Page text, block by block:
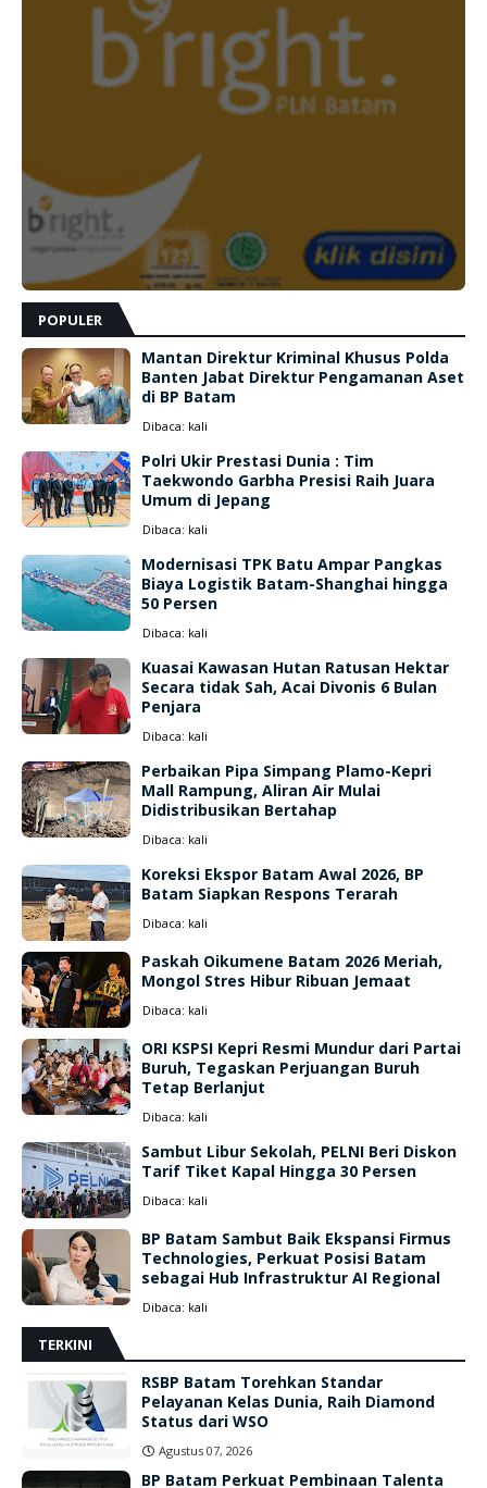
POPULER
Mantan Direktur Kriminal Khusus Polda
Banten Jabat Direktur Pengamanan Aset
di BP Batam
Dibaca: kali
Polri Ukir Prestasi Dunia : Tim
Taekwondo Garbha Presisi Raih Juara
Umum di Jepang
Dibaca: kali
Modernisasi TPK Batu Ampar Pangkas
Biaya Logistik Batam-Shanghai hingga
50 Persen
Dibaca: kali
Kuasai Kawasan Hutan Ratusan Hektar
Secara tidak Sah, Acai Divonis 6 Bulan
Penjara
Dibaca: kali
Perbaikan Pipa Simpang Plamo-Kepri
Mall Rampung, Aliran Air Mulai
Didistribusikan Bertahap
Dibaca: kali
Koreksi Ekspor Batam Awal 2026, BP
Batam Siapkan Respons Terarah
Dibaca: kali
Paskah Oikumene Batam 2026 Meriah,
Mongol Stres Hibur Ribuan Jemaat
Dibaca: kali
ORI KSPSI Kepri Resmi Mundur dari Partai
Buruh, Tegaskan Perjuangan Buruh
Tetap Berlanjut
Dibaca: kali
Sambut Libur Sekolah, PELNI Beri Diskon
Tarif Tiket Kapal Hingga 30 Persen
Dibaca: kali
BP Batam Sambut Baik Ekspansi Firmus
Technologies, Perkuat Posisi Batam
sebagai Hub Infrastruktur AI Regional
Dibaca: kali
TERKINI
RSBP Batam Torehkan Standar
Pelayanan Kelas Dunia, Raih Diamond
Status dari WSO
Agustus 07, 2026
BP Batam Perkuat Pembinaan Talenta